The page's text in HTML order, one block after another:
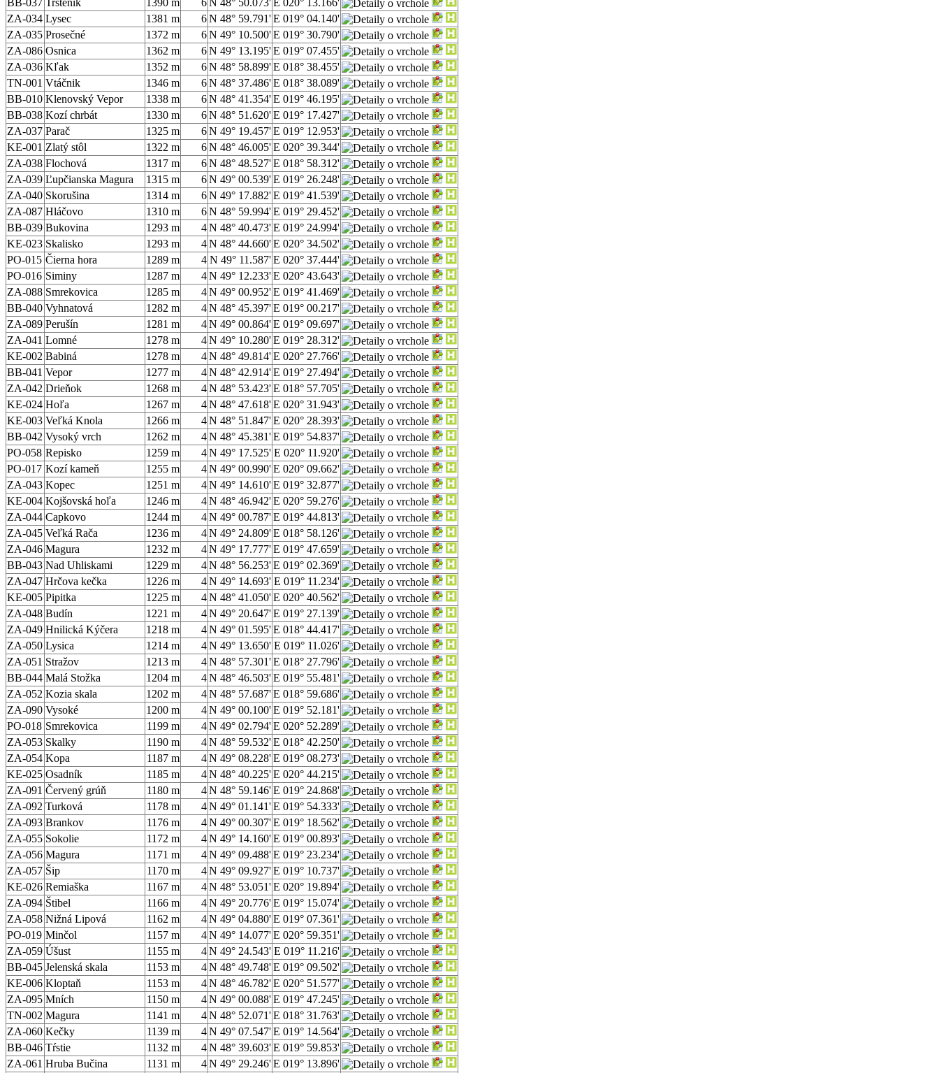
ZA-034 Lysec 1381 m 6N 48° 59.791'E 019° 04.140'
ZA-035 Prosečné 1372 m 6N 49° 10.500'E 019° 30.790'
ZA-086 Osnica 1362 m 6N 49° 13.195'E 019° 07.455'
ZA-036 Kľak 1352 m 6N 48° 58.899'E 018° 38.455'
TN-001 Vtáčnik 1346 m 6N 48° 37.486'E 018° 38.089'
BB-010 Klenovský Vepor 1338 m 6N 48° 41.354'E 019° 46.195'
BB-038 Kozí chrbát 1330 m 6N 48° 51.620'E 019° 17.427'
ZA-037 Parač 1325 m 6N 49° 19.457'E 019° 12.953'
KE-001 Zlatý stôl 1322 m 6N 48° 46.005'E 020° 39.344'
ZA-038 Flochová 1317 m 6N 48° 48.527'E 018° 58.312'
ZA-039 Ľupčianska Magura 1315 m 6N 49° 00.539'E 019° 26.248'
ZA-040 Skorušina 1314 m 6N 49° 17.882'E 019° 41.539'
ZA-087 Hláčovo 1310 m 6N 48° 59.994'E 019° 29.452'
BB-039 Bukovina 1293 m 4N 48° 40.473'E 019° 24.994'
KE-023 Skalisko 1293 m 4N 48° 44.660'E 020° 34.502'
PO-015 Čierna hora 1289 m 4 N 49° 11.587'E 020° 37.444'
PO-016 Siminy 1287 m 4N 49° 12.233'E 020° 43.643'
ZA-088 Smrekovica 1285 m 4N 49° 00.952'E 019° 41.469'
BB-040 Vyhnatová 1282 m 4N 48° 45.397'E 019° 00.217'
ZA-089 Perušín 1281 m 4N 49° 00.864'E 019° 09.697'
ZA-041 Lomné 1278 m 4N 49° 10.280'E 019° 28.312'
KE-002 Babiná 1278 m 4N 48° 49.814'E 020° 27.766'
BB-041 Vepor 1277 m 4N 48° 42.914'E 019° 27.494'
ZA-042 Drieňok 1268 m 4N 48° 53.423'E 018° 57.705'
KE-024 Hoľa 1267 m 4N 48° 47.618'E 020° 31.943'
KE-003 Veľká Knola 1266 m 4N 48° 51.847'E 020° 28.393'
BB-042 Vysoký vrch 1262 m 4N 48° 45.381'E 019° 54.837'
PO-058 Repisko 1259 m 4N 49° 17.525' E 020° 11.920'
PO-017 Kozí kameň 1255 m 4N 49° 00.990'E 020° 09.662'
ZA-043 Kopec 1251 m 4N 49° 14.610'E 019° 32.877'
KE-004 Kojšovská hoľa 1246 m 4N 48° 46.942'E 020° 59.276'
ZA-044 Capkovo 1244 m 4N 49° 00.787'E 019° 44.813'
ZA-045 Veľká Rača 1236 m 4N 49° 24.809'E 018° 58.126'
ZA-046 Magura 1232 m 4N 49° 17.777'E 019° 47.659'
BB-043 Nad Uhliskami 1229 m 4N 48° 56.253'E 019° 02.369'
ZA-047 Hrčova kečka 1226 m 4N 49° 14.693' E 019° 11.234'
KE-005 Pipitka 1225 m 4N 48° 41.050'E 020° 40.562'
ZA-048 Budín 1221 m 4N 49° 20.647'E 019° 27.139'
ZA-049 Hnilická Kýčera 1218 m 4N 49° 01.595'E 018° 44.417'
ZA-050 Lysica 1214 m 4N 49° 13.650' E 019° 11.026'
ZA-051 Stražov 1213 m 4N 48° 57.301'E 018° 27.796'
BB-044 Malá Stožka 1204 m 4N 48° 46.503'E 019° 55.481'
ZA-052 Kozia skala 1202 m 4N 48° 57.687'E 018° 59.686'
ZA-090 Vysoké 1200 m 4N 49° 00.100'E 019° 52.181'
PO-018 Smrekovica 1199 m 4N 49° 02.794'E 020° 52.289'
ZA-053 Skalky 1190 m 4N 48° 59.532'E 018° 42.250'
ZA-054 Kopa 1187 m 4N 49° 08.228'E 019° 08.273'
KE-025 Osadník 1185 m 4N 48° 40.225'E 020° 44.215'
ZA-091 Červený grúň 1180 m 4N 48° 59.146'E 019° 24.868'
ZA-092 Turková 1178 m 4N 49° 01.141'E 019° 54.333'
ZA-093 Brankov 1176 m 4N 49° 00.307'E 019° 18.562'
ZA-055 Sokolie 1172 m 4N 49° 14.160'E 019° 00.893'
ZA-056 Magura 1171 m 4N 49° 09.488'E 019° 23.234'
ZA-057 Šip 1170 m 4N 49° 09.927'E 019° 10.737'
KE-026 Remiaška 1167 m 4N 48° 53.051'E 020° 19.894'
ZA-094 Štibel 1166 m 4N 49° 20.776'E 019° 15.074'
ZA-058 Nižná Lipová 1162 m 4N 49° 04.880'E 019° 07.361'
PO-019 Minčol 1157 m 4N 49° 14.077'E 020° 59.351'
ZA-059 Úšust 1155 m 4N 49° 24.543' E 019° 11.216'
BB-045 Jelenská skala 1153 m 4N 48° 49.748'E 019° 09.502'
KE-006 Kloptaň 1153 m 4N 48° 46.782'E 020° 51.577'
ZA-095 Mních 1150 m 4N 49° 00.088'E 019° 47.245'
TN-002 Magura 1141 m 4N 48° 52.071'E 018° 31.763'
ZA-060 Kečky 1139 m 4N 49° 07.547'E 019° 14.564'
BB-046 Tŕstie 1132 m 4N 48° 39.603'E 019° 59.853'
ZA-061 Hruba Bučina 1131 m 4N 49° 29.246'E 019° 13.896'